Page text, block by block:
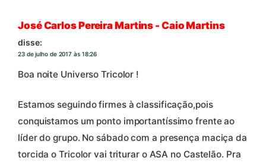
José Carlos Pereira Martins - Caio Martins
disse:
23 de julho de 2017 às 18:26
Boa noite Universo Tricolor !
Estamos seguindo firmes à classificação,pois
conquistamos um ponto importantíssimo frente ao
líder do grupo. No sábado com a presença maciça da
torcida o Tricolor vai triturar o ASA no Castelão. Pra